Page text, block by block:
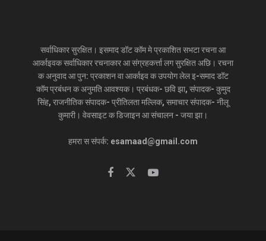
सर्वाधिकार सुरक्षित। इसमाद डॉट कॉम मे प्रकाशित सभटा रचना आ
आर्काइवक सर्वाधिकार रचनाकार आ संग्रहकर्त्ता लग सुरक्षित अछि। रचना
क अनुवाद आ पुन: प्रकाशन वा आर्काइव क उपयोग लेल इ-समाद डॉट
कॉम प्रबंधन क अनुमति आवश्यक। प्रबंधक- छवि झा, संपादक- कुमुद
सिंह, राजनीतिक संपादक- प्रीतिलता मल्लिक, समाचार संपादक- नीलू
कुमारी। वेवसाइट क डिजाइन आ संचालन - जया झा।
हमरा स संपर्क: esamaad@gmail.com